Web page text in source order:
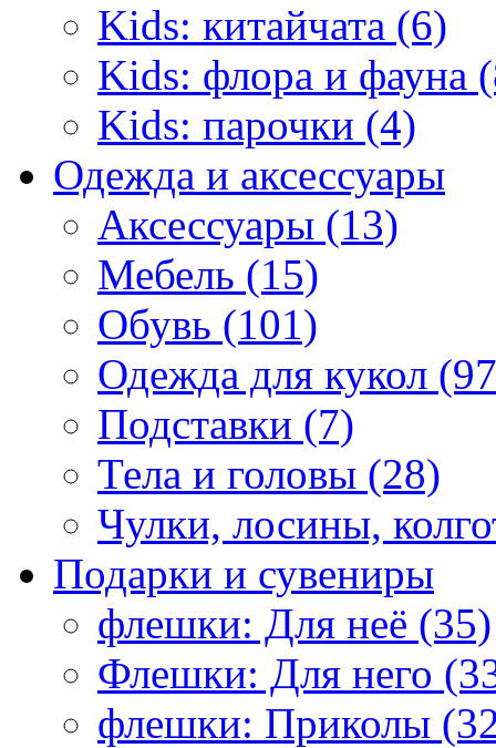
Kids: китайчата (6)
Kids: флора и фауна
Kids: парочки (4)
Одежда и аксессуары
Аксессуары (13)
Мебель (15)
Обувь (101)
Одежда для кукол
Подставки (7)
Тела и головы (28)
Чулки, лосины,
Подарки и сувениры
флешки: Для неё (35)
Флешки: Для него
флешки: Приколы